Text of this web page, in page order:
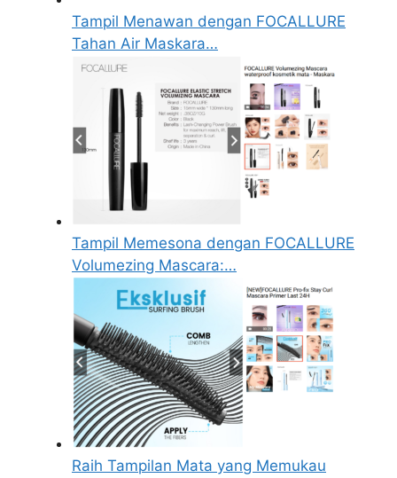
Tampil Menawan dengan FOCALLURE
Tahan Air Maskara…
Tampil Memesona dengan FOCALLURE
Volumezing Mascara:…
Raih Tampilan Mata yang Memukau